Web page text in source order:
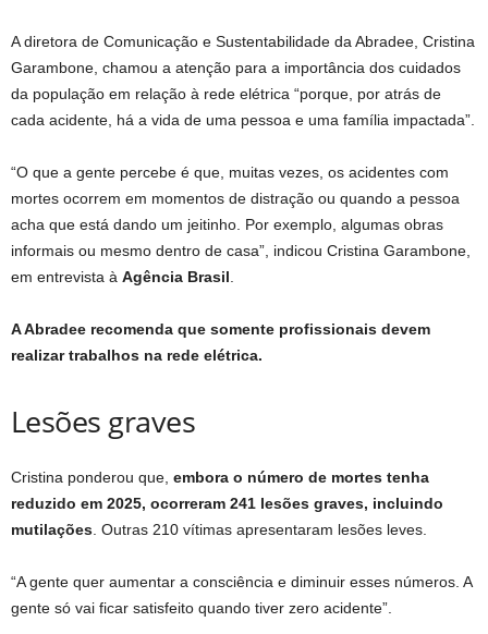
A diretora de Comunicação e Sustentabilidade da Abradee, Cristina
Garambone, chamou a atenção para a importância dos cuidados
da população em relação à rede elétrica “porque, por atrás de
cada acidente, há a vida de uma pessoa e uma família impactada”.
“O que a gente percebe é que, muitas vezes, os acidentes com
mortes ocorrem em momentos de distração ou quando a pessoa
acha que está dando um jeitinho. Por exemplo, algumas obras
informais ou mesmo dentro de casa”, indicou Cristina Garambone,
em entrevista à Agência Brasil
A Abradee recomenda que somente profissionais devem
realizar trabalhos na rede elétrica.
Lesões graves
Cristina ponderou que, embora o número de mortes tenha
reduzido em 2025, ocorreram 241 lesões graves, incluindo
mutilações . Outras 210 vítimas apresentaram lesões leves.
“A gente quer aumentar a consciência e diminuir esses números. A
gente só vai ficar satisfeito quando tiver zero acidente”.